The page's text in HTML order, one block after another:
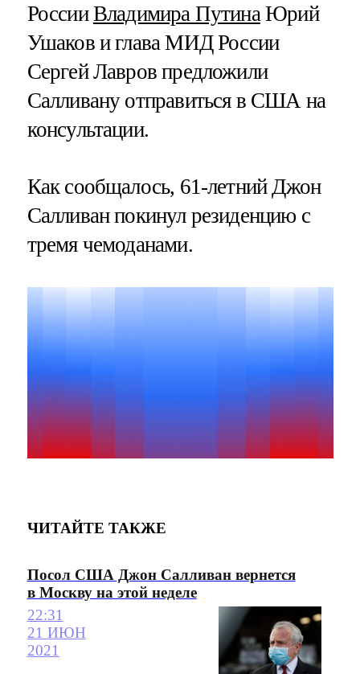
РоссииВладимира Путина Юрий
Ушаков и глава МИД России
Сергей Лавров предложили
Салливану отправиться в США на
консультации.
Как сообщалось, 61-летний Джон
Салливан покинул резиденцию с
тремя чемоданами.
ЧИТАЙТЕ ТАКЖЕ
Посол США Джон Салливан вернется
в Москву на этой неделе
22:31
21 ИЮН
2021